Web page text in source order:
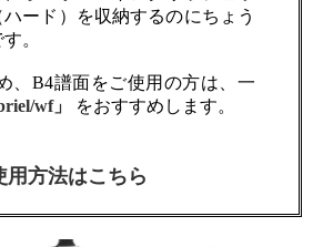
ード）を収納するのにちょう
。
、B4譜面をご使用の方は、一
wf」 をおすすめします。
用方法はこちら